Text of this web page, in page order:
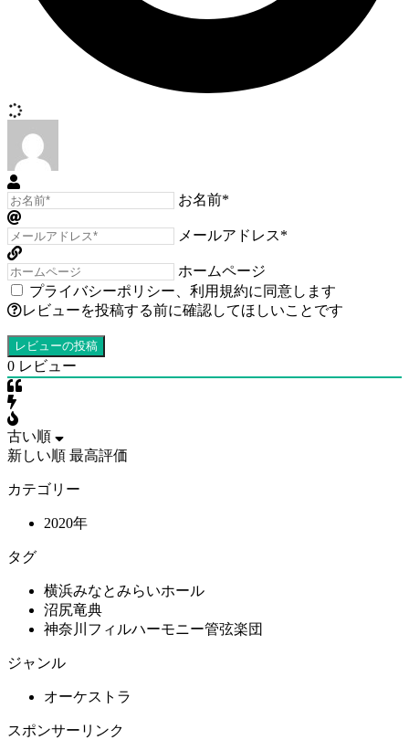
お名前*
メールアドレス*
ホームページ
プライバシーポリシー
利用規約に同意します
レビューを投稿する前に確認してほしいことです
0 レビュー
古い順
新しい順 最高評価
カテゴリー
2020年
タグ
横浜みなとみらいホール
沼尻竜典
神奈川フィルハーモニー管弦楽団
ジャンル
オーケストラ
スポンサーリンク